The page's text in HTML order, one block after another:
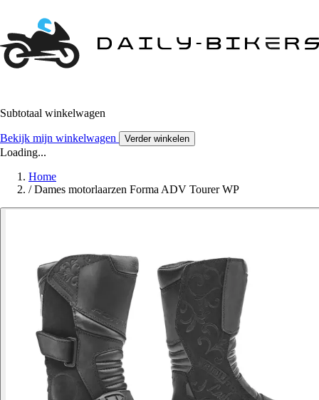
Subtotaal winkelwagen
Bekijk mijn winkelwagen Verder winkelen
Loading...
Home
/ Dames motorlaarzen Forma ADV Tourer WP